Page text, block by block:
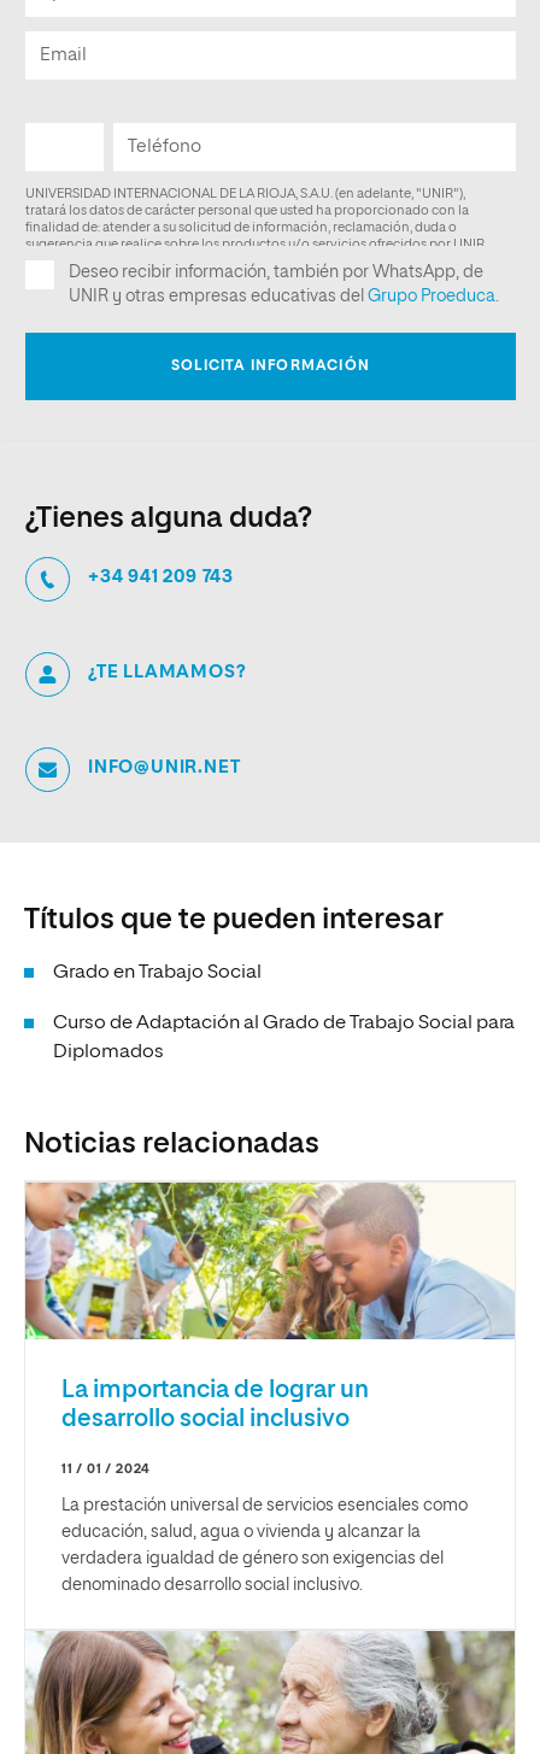
¿Tienes alguna duda?
+34 941 209 743
¿TE LLAMAMOS?
INFO@UNIR.NET
Títulos que te pueden interesar
Grado en Trabajo Social
Curso de Adaptación al Grado de Trabajo Social para
Diplomados
Noticias relacionadas
La importancia de lograr un
desarrollo social inclusivo
11 / 01 / 2024
La prestación universal de servicios esenciales como
educación, salud, agua o vivienda y alcanzar la
verdadera igualdad de género son exigencias del
denominado desarrollo social inclusivo.